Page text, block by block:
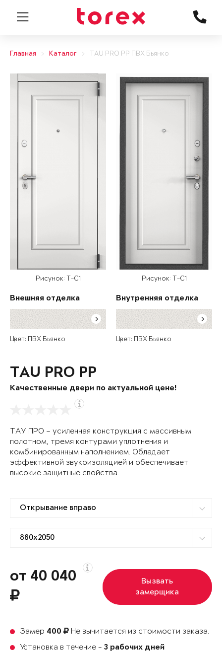
Главная Каталог TAU PRO PP ПВХ Бьянко
Рисунок: T-C1
Внешняя отделка
Цвет: ПВХ Бьянко
Рисунок: T-C1
Внутренняя отделка
Цвет: ПВХ Бьянко
TAU PRO PP
Качественные двери по актуальной цене!
ТАУ ПРО – усиленная конструкция с массивным
полотном, тремя контурами уплотнения и
комбинированным наполнением. Обладает
эффективной звукоизоляцией и обеспечивает
высокие защитные свойства.
от 40 040
Вызвать
замерщика
Замер 400
Не вычитается из стоимости заказа.
Установка в течение - 3 рабочих дней